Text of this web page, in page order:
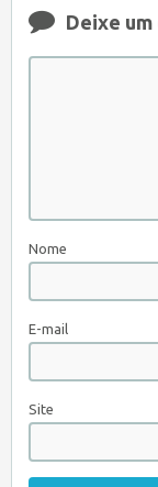
Deixe
Nome
E-mail
Site